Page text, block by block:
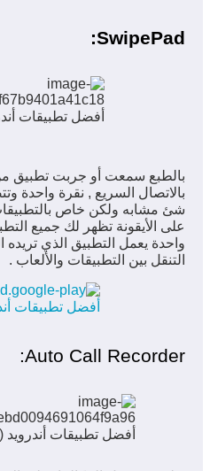
SwipePad:
بالطبع سمعت أو جربت تطبيق من
بالاتصال السريع , نقرة واحدة
شئ مشابه ولكن خاص
على الأيقونة تظهر لك جميع
واحدة يعمل التطبيق الذي تريده
التنقل بين التطبيقات والألعاب .
Auto Call Recorder: